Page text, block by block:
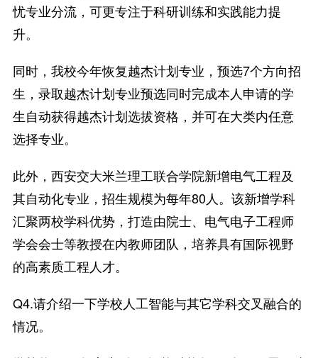
忧专业分流，可更专注于科研训练和实践能力提
升。
同时，我校今年恢复越杰计划专业，预选7个方向招
生，录取越杰计划专业预选同时完成本人申请的学
生自动获得越杰计划选拔资格，并可在大类内任意
选择专业。
此外，西安交大米兰理工联合学院新增电气工程及
其自动化专业，招生规模为每年80人。该新增学科
汇聚两校学科优势，打造由院士、电气电子工程师
学会会士等教授在内教师团队，培养具有国际视野
的高素质工程人才。
Q4.请介绍一下学校人工智能与其它学科交叉融合的
情况。